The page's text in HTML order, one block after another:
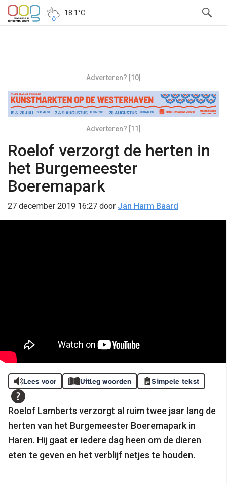
18.1°C
Adverteren? [10]
Adverteren? [11]
Roelof verzorgt de herten in
het Burgemeester
Boeremapark
27 december 2019 16:27 door Jan Harm Baard
Lees voor Uitleg woorden Simpele tekst
Roelof Lamberts verzorgt al ruim twee jaar lang de
herten van het Burgemeester Boeremapark in
Haren. Hij gaat er iedere dag heen om de dieren
eten te geven en het verblijf netjes te houden.